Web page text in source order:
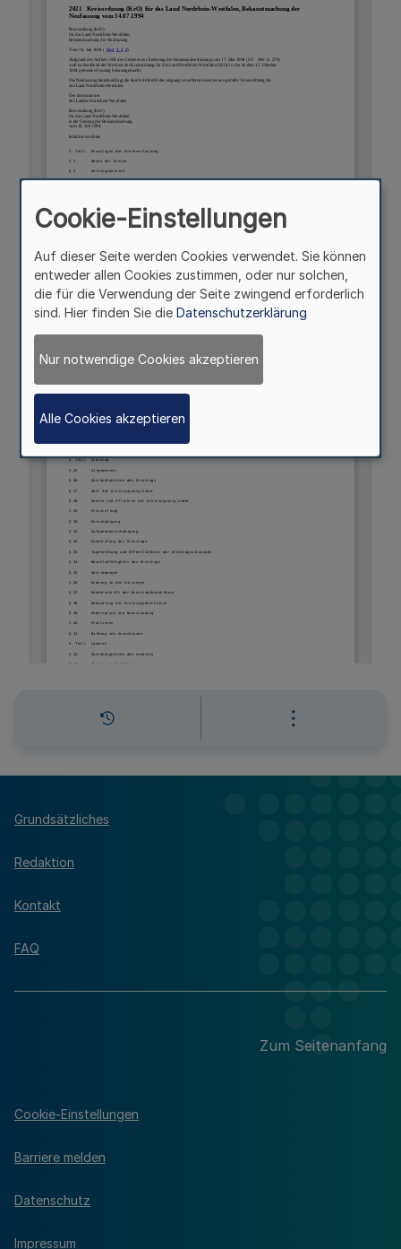
Grundsätzliches
Redaktion
Kontakt
FAQ
Zum Seitenanfang
Cookie-Einstellungen
Barriere melden
Datenschutz
Impressum
Cookie-Einstellungen
Auf dieser Seite werden Cookies verwendet. Sie können
entweder allen Cookies zustimmen, oder nur solchen,
die für die Verwendung der Seite zwingend erforderlich
sind. Hier finden Sie die Datenschutzerklärung
Nur notwendige Cookies akzeptieren
Alle Cookies akzeptieren